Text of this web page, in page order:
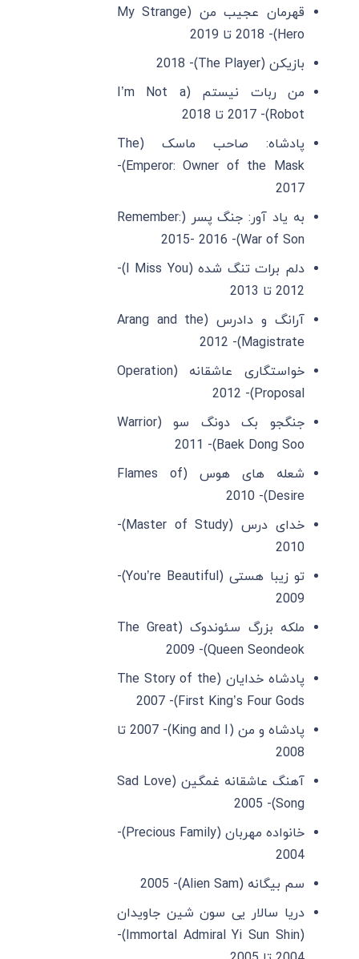
قهرمان عجیب من (My Strange
Hero)- 2018 تا 2019
بازیکن (The Player)- 2018
من ربات نیستم (I’m Not a
Robot)- 2017 تا 2018
پادشاه: صاحب ماسک (The
Emperor: Owner of the Mask)-
2017
به یاد آور: جنگ پسر (Remember:
War of Son)- 2015- 2016
دلم برات تنگ شده (I Miss You)-
2012 تا 2013
آرانگ و دادرس (Arang and the
Magistrate)- 2012
خواستگاری عاشقانه (Operation
Proposal)- 2012
جنگجو بک دونگ سو (Warrior
Baek Dong Soo)- 2011
شعله های هوس (Flames of
Desire)- 2010
خدای درس (Master of Study)-
2010
تو زیبا هستی (You’re Beautiful)-
2009
ملکه بزرگ سئوندوک (The Great
Queen Seondeok)- 2009
پادشاه خدایان (The Story of the
First King’s Four Gods)- 2007
پادشاه و من (King and I)- 2007 تا
2008
آهنگ عاشقانه غمگین (Sad Love
Song)- 2005
خانواده مهربان (Precious Family)-
2004
سم بیگانه (Alien Sam)- 2005
دریا سالار یی سون شین جاویدان
(Immortal Admiral Yi Sun Shin)-